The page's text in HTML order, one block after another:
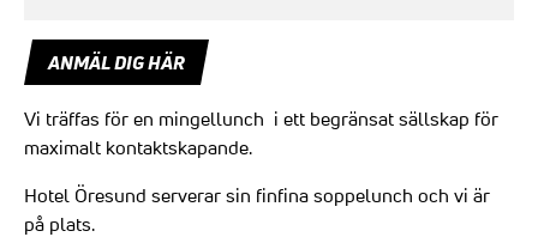
ANMÄL DIG HÄR
Vi träffas för en mingellunch i ett begränsat sällskap för
maximalt kontaktskapande.
Hotel Öresund serverar sin finfina soppelunch och vi är
på plats.